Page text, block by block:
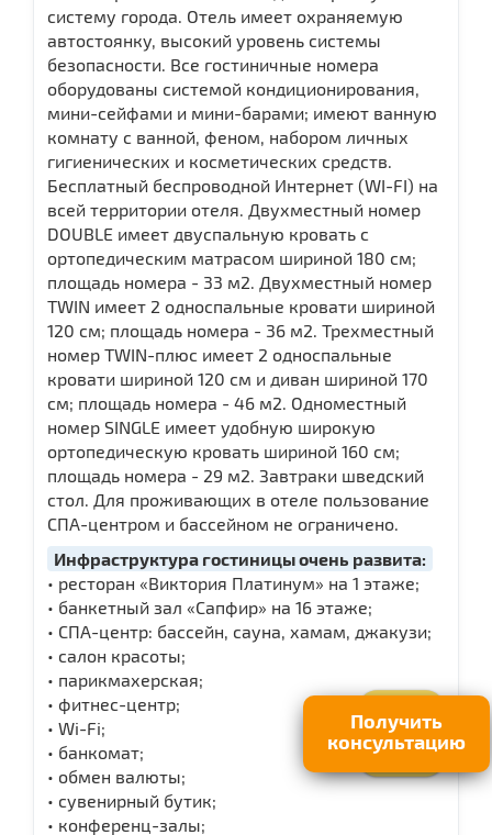
Получить
консультацию
систему города. Отель имеет охраняемую
автостоянку, высокий уровень системы
безопасности. Все гостиничные номера
оборудованы системой кондиционирования,
мини-сейфами и мини-барами; имеют ванную
комнату с ванной, феном, набором личных
гигиенических и косметических средств.
Бесплатный беспроводной Интернет (WI-FI) на
всей территории отеля. Двухместный номер
DOUBLE имеет двуспальную кровать c
ортопедическим матрасом шириной 180 см;
площадь номера - 33 м2. Двухместный номер
TWIN имеет 2 односпальные кровати шириной
120 см; площадь номера - 36 м2. Трехместный
номер TWIN-плюс имеет 2 односпальные
кровати шириной 120 см и диван шириной 170
см; площадь номера - 46 м2. Одноместный
номер SINGLE имеет удобную широкую
ортопедическую кровать шириной 160 см;
площадь номера - 29 м2. Завтраки шведский
стол. Для проживающих в отеле пользование
СПА-центром и бассейном не ограничено.
Инфраструктура гостиницы очень развита:
• ресторан «Виктория Платинум» на 1 этаже;
• банкетный зал «Сапфир» на 16 этаже;
• СПА-центр: бассейн, сауна, хамам, джакузи;
• салон красоты;
• парикмахерская;
• фитнес-центр;
• Wi-Fi;
• банкомат;
• обмен валюты;
• сувенирный бутик;
• конференц-залы;